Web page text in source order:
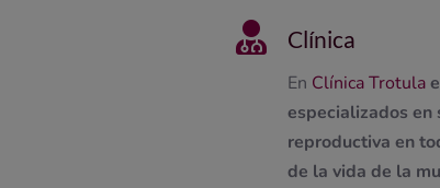
 Clínica
En Clínica Trotula
especializados en
reproductiva en
de la vida de la